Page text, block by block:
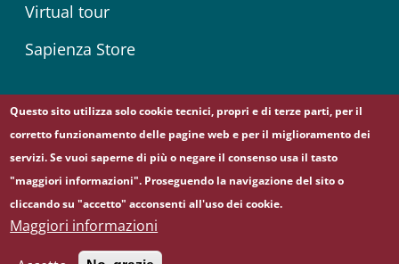
Virtual tour
Sapienza Store
Follow us on
© Sapienza Università di Roma - Piazzale Aldo Moro 5,
00185 Roma - (+39) 06 49911 - C.F.: 80209930587 - P. Iva:
02133771002
Questo sito utilizza solo cookie tecnici, propri e di terze parti, per il
corretto funzionamento delle pagine web e per il miglioramento dei
servizi. Se vuoi saperne di più o negare il consenso usa il tasto
"maggiori informazioni". Proseguendo la navigazione del sito o
cliccando su "accetto" acconsenti all'uso dei cookie.
Maggiori informazioni